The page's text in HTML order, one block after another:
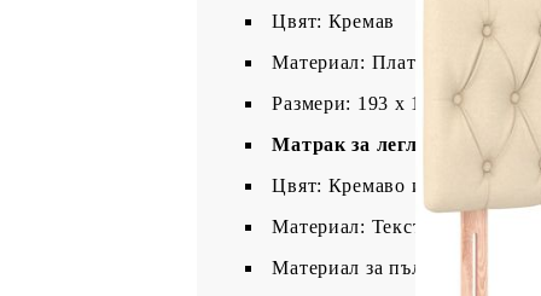
Цвят: Кремав
Материал: Плат (100%
Размери: 193 x 123 x 78/88
Матрак за легло:
Цвят: Кремаво и бяло
Материал: Текстил (100%
Материал за пълнеж: Покет